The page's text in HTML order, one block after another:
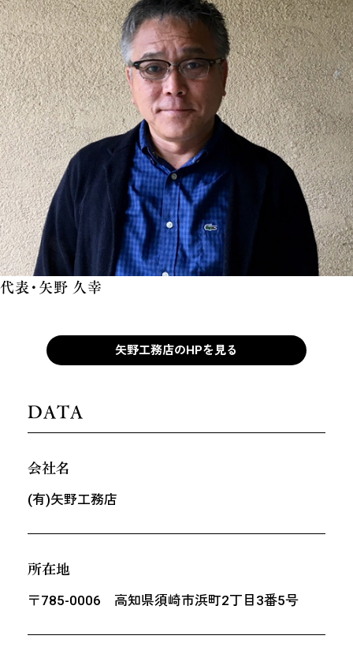
代表・矢野 久幸
矢野工務店のHPを見る
DATA
会社名
(有)矢野工務店
所在地
〒785-0006 高知県須崎市浜町2丁目3番5号